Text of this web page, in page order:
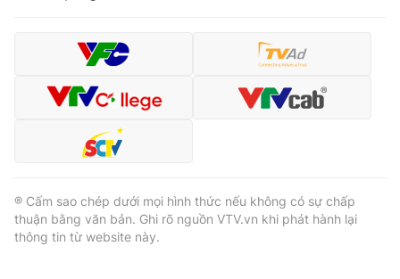
Liên hệ tòa soạn
THỜI BÁO VTV
Theo dõi báo trên
® Cấm sao chép dưới mọi hình thức nếu không có sự chấp
thuận bằng văn bản. Ghi rõ nguồn VTV.vn khi phát hành lại
thông tin từ website này.